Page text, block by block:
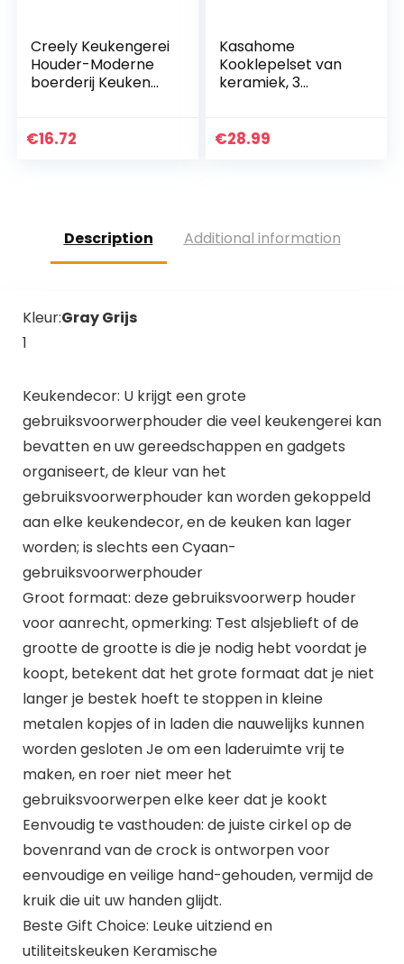
Creely Keukengerei
Houder-Moderne
boerderij Keuken
Gebruiksvoorwerp
€16.72
Kasahome
Kooklepelset van
keramiek, 3
x 10 cm
€28.99
Description Additional information
Kleur:Gray Grijs
1
Keukendecor: U krijgt een grote
gebruiksvoorwerphouder die veel keukengerei kan
bevatten en uw gereedschappen en gadgets
organiseert, de kleur van het
gebruiksvoorwerphouder kan worden gekoppeld
aan elke keukendecor, en de keuken kan lager
worden; is slechts een Cyaan-
gebruiksvoorwerphouder
Groot formaat: deze gebruiksvoorwerp houder
voor aanrecht, opmerking: Test alsjeblieft of de
grootte de grootte is die je nodig hebt voordat je
koopt, betekent dat het grote formaat dat je niet
langer je bestek hoeft te stoppen in kleine
metalen kopjes of in laden die nauwelijks kunnen
worden gesloten Je om een ​​laderuimte vrij te
maken, en roer niet meer het
gebruiksvoorwerpen elke keer dat je kookt
Eenvoudig te vasthouden: de juiste cirkel op de
bovenrand van de crock is ontworpen voor
eenvoudige en veilige hand-gehouden, vermijd de
kruik die uit uw handen glijdt.
Beste Gift Choice: Leuke uitziend en
utiliteitskeuken Keramische